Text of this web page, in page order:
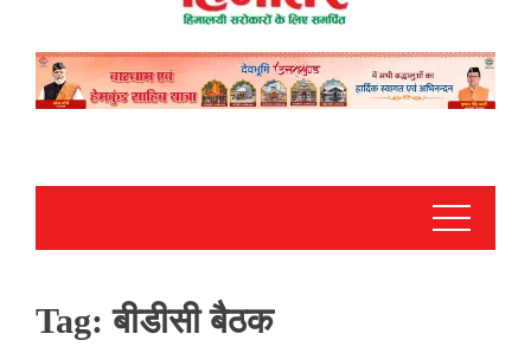
Tag:बीडीसी बैठक